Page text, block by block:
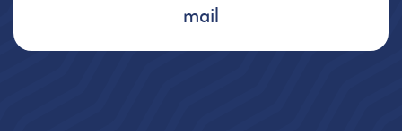
mail